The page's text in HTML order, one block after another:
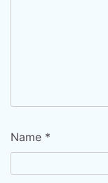
Name *